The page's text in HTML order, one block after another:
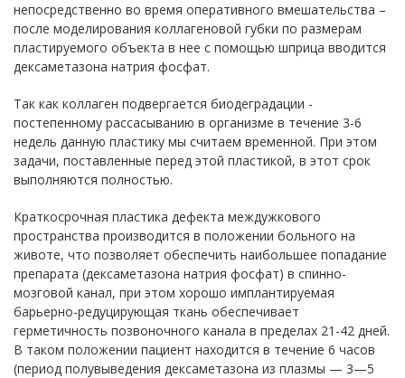
непосредственно во время оперативного вмешательства –
после моделирования коллагеновой губки по размерам
пластируемого объекта в нее с помощью шприца вводится
дексаметазона натрия фосфат.
Так как коллаген подвергается биодеградации -
постепенному рассасыванию в организме в течение 3-6
недель данную пластику мы считаем временной. При этом
задачи, поставленные перед этой пластикой, в этот срок
выполняются полностью.
Краткосрочная пластика дефекта междужкового
пространства производится в положении больного на
животе, что позволяет обеспечить наибольшее попадание
препарата (дексаметазона натрия фосфат) в спинно-
мозговой канал, при этом хорошо имплантируемая
барьерно-редуцирующая ткань обеспечивает
герметичность позвоночного канала в пределах 21-42 дней.
В таком положении пациент находится в течение 6 часов
(период полувыведения дексаметазона из плазмы — 3—5